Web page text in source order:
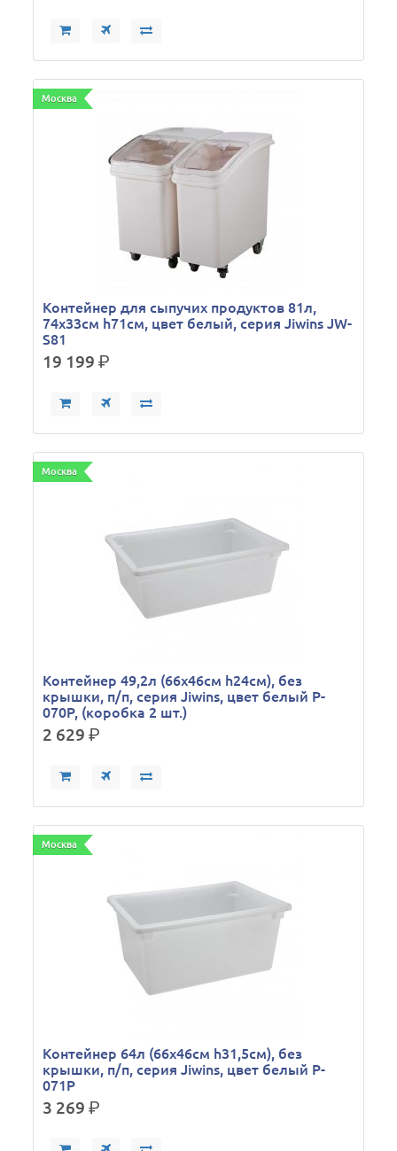
Москва
Контейнер для сыпучих продуктов 81л,
74х33см h71см, цвет белый, серия Jiwins JW-
S81
19 199р.
Москва
Контейнер 49,2л (66х46см h24см), без
крышки, п/п, серия Jiwins, цвет белый P-
070P, (коробка 2 шт.)
2 629р.
Москва
Контейнер 64л (66х46см h31,5см), без
крышки, п/п, серия Jiwins, цвет белый P-
071P
3 269р.